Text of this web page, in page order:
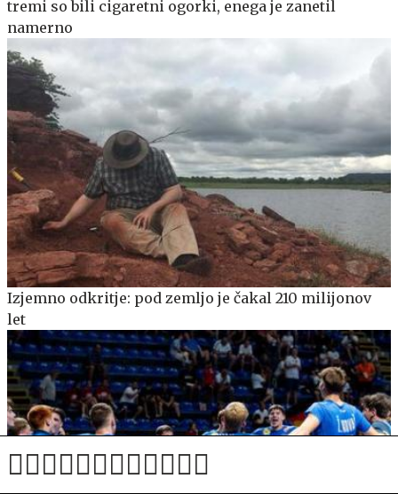
tremi so bili cigaretni ogorki, enega je zanetil
namerno
Izjemno odkritje: pod zemljo je čakal 210 milijonov
let